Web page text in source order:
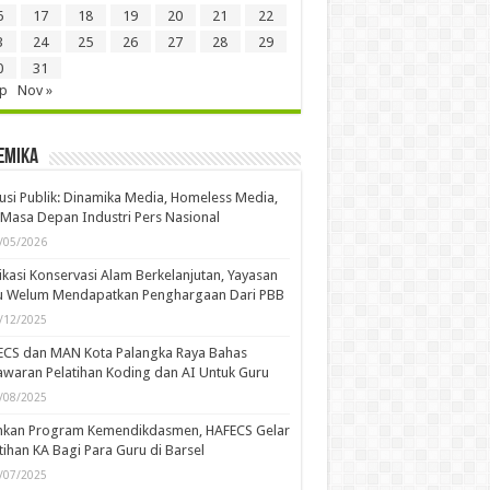
17 18 19 20 21
22
24 25 26 27 28
29
31
Nov »
Publik: Dinamika Media, Homeless Media,
Depan Industri Pers Nasional
05/2026
Konservasi Alam Berkelanjutan, Yayasan
Welum Mendapatkan Penghargaan Dari PBB
12/2025
dan MAN Kota Palangka Raya Bahas
Pelatihan Koding dan AI Untuk Guru
08/2025
Program Kemendikdasmen, HAFECS Gelar
KA Bagi Para Guru di Barsel
07/2025